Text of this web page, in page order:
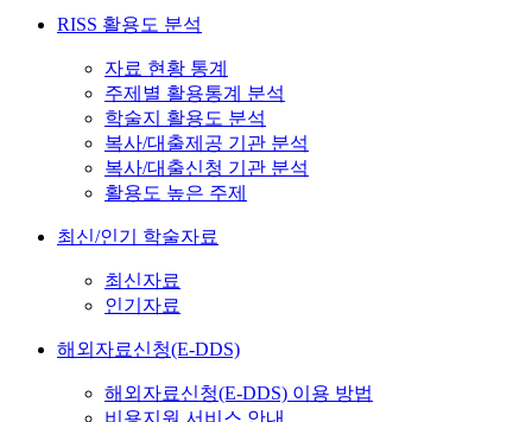
RISS 활용도 분석
자료 현황 통계
주제별 활용통계 분석
학술지 활용도 분석
복사/대출제공 기관 분석
복사/대출신청 기관 분석
활용도 높은 주제
최신/인기 학술자료
최신자료
인기자료
해외자료신청(E-DDS)
해외자료신청(E-DDS) 이용 방법
비용지원 서비스 안내